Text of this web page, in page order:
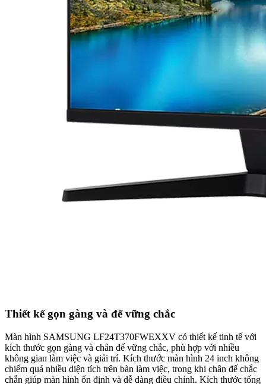
Thiết kế gọn gàng và đế vững chắc
Màn hình SAMSUNG LF24T370FWEXXV có thiết kế tinh tế với
kích thước gọn gàng và chân đế vững chắc, phù hợp với nhiều
không gian làm việc và giải trí. Kích thước màn hình 24 inch không
chiếm quá nhiều diện tích trên bàn làm việc, trong khi chân đế chắc
chắn giúp màn hình ổn định và dễ dàng điều chỉnh. Kích thước tổng